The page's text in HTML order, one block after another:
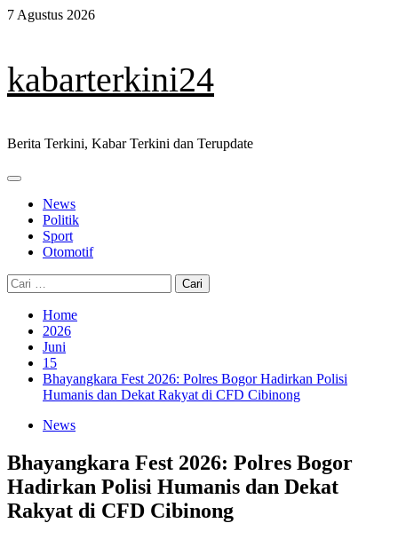
Skip
7 Agustus 2026
kabarterkini24
Berita Terkini, Kabar Terkini dan Terupdate
Primary
News
Politik
Sport
Otomotif
Cari
untuk:
Home
2026
Juni
15
Bhayangkara Fest 2026: Polres Bogor Hadirkan Polisi
Humanis dan Dekat Rakyat di CFD Cibinong
News
Bhayangkara Fest 2026: Polres Bogor
Hadirkan Polisi Humanis dan Dekat
Rakyat di CFD Cibinong